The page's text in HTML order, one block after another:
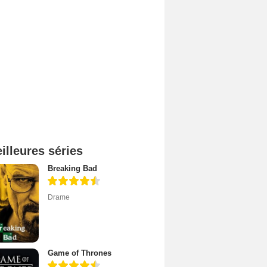
séries
Breaking Bad
Drame
Game of Thrones